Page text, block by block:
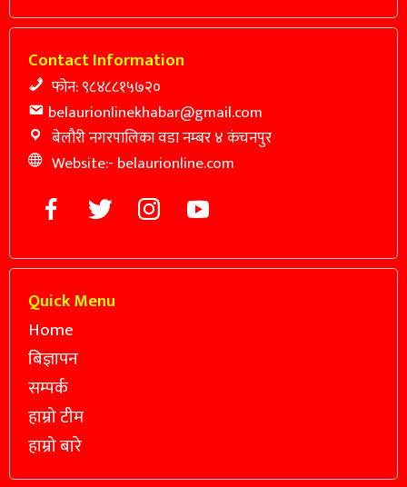
Contact Information
फोन: ९८४८८१५७२०
belaurionlinekhabar@gmail.com
बेलौरी नगरपालिका वडा नम्बर ४ कंचनपुर
Website:- belaurionline.com
Quick Menu
Home
बिज्ञापन
सम्पर्क
हाम्रो टीम
हाम्रो बारे